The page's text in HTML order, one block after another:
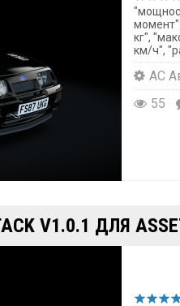
кг",
км/ч",
AC
55
V1.0.1 ДЛЯ